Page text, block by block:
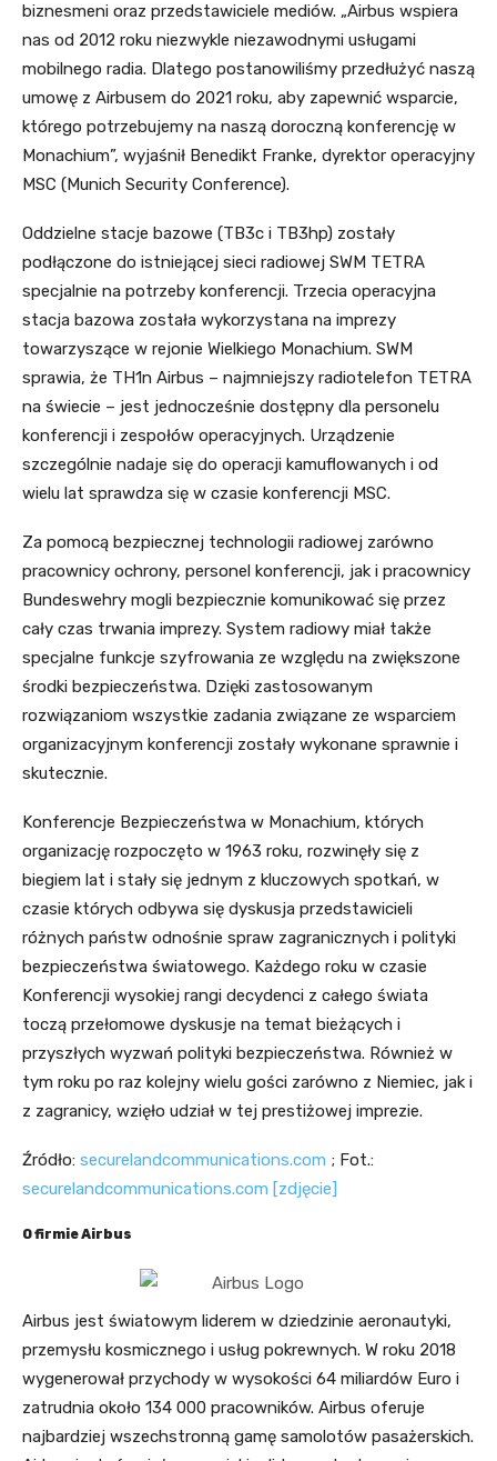
biznesmeni oraz przedstawiciele mediów. „Airbus wspiera
nas od 2012 roku niezwykle niezawodnymi usługami
mobilnego radia. Dlatego postanowiliśmy przedłużyć naszą
umowę z Airbusem do 2021 roku, aby zapewnić wsparcie,
którego potrzebujemy na naszą doroczną konferencję w
Monachium”, wyjaśnił Benedikt Franke, dyrektor operacyjny
MSC (Munich Security Conference).
Oddzielne stacje bazowe (TB3c i TB3hp) zostały
podłączone do istniejącej sieci radiowej SWM TETRA
specjalnie na potrzeby konferencji. Trzecia operacyjna
stacja bazowa została wykorzystana na imprezy
towarzyszące w rejonie Wielkiego Monachium. SWM
sprawia, że TH1n Airbus – najmniejszy radiotelefon TETRA
na świecie – jest jednocześnie dostępny dla personelu
konferencji i zespołów operacyjnych. Urządzenie
szczególnie nadaje się do operacji kamuflowanych i od
wielu lat sprawdza się w czasie konferencji MSC.
Za pomocą bezpiecznej technologii radiowej zarówno
pracownicy ochrony, personel konferencji, jak i pracownicy
Bundeswehry mogli bezpiecznie komunikować się przez
cały czas trwania imprezy. System radiowy miał także
specjalne funkcje szyfrowania ze względu na zwiększone
środki bezpieczeństwa. Dzięki zastosowanym
rozwiązaniom wszystkie zadania związane ze wsparciem
organizacyjnym konferencji zostały wykonane sprawnie i
skutecznie.
Konferencje Bezpieczeństwa w Monachium, których
organizację rozpoczęto w 1963 roku, rozwinęły się z
biegiem lat i stały się jednym z kluczowych spotkań, w
czasie których odbywa się dyskusja przedstawicieli
różnych państw odnośnie spraw zagranicznych i polityki
bezpieczeństwa światowego. Każdego roku w czasie
Konferencji wysokiej rangi decydenci z całego świata
toczą przełomowe dyskusje na temat bieżących i
przyszłych wyzwań polityki bezpieczeństwa. Również w
tym roku po raz kolejny wielu gości zarówno z Niemiec, jak i
z zagranicy, wzięło udział w tej prestiżowej imprezie.
Źródło: securelandcommunications.com ; Fot.:
securelandcommunications.com [zdjęcie]
O firmie Airbus
Airbus jest światowym liderem w dziedzinie aeronautyki,
przemysłu kosmicznego i usług pokrewnych. W roku 2018
wygenerował przychody w wysokości 64 miliardów Euro i
zatrudnia około 134 000 pracowników. Airbus oferuje
najbardziej wszechstronną gamę samolotów pasażerskich.